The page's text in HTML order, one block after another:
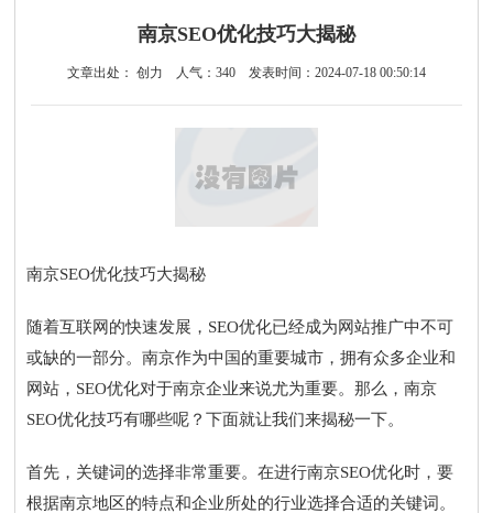
南京SEO优化技巧大揭秘
文章出处： 创力 人气： 340 发表时间：2024-07-18 00:50:14
南京SEO优化技巧大揭秘
随着互联网的快速发展，SEO优化已经成为网站推广中不可
或缺的一部分。南京作为中国的重要城市，拥有众多企业和
网站，SEO优化对于南京企业来说尤为重要。那么，南京
SEO优化技巧有哪些呢？下面就让我们来揭秘一下。
首先，关键词的选择非常重要。在进行南京SEO优化时，要
根据南京地区的特点和企业所处的行业选择合适的关键词。